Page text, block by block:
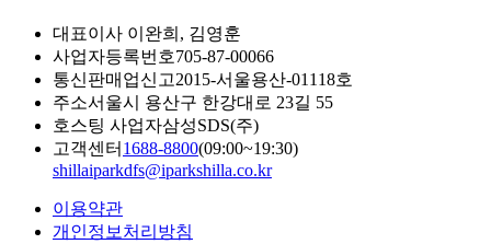
대표이사 이완희, 김영훈
사업자등록번호705-87-00066
통신판매업신고2015-서울용산-01118호
주소서울시 용산구 한강대로 23길 55
호스팅 사업자삼성SDS(주)
고객센터 1688-8800(09:00~19:30)
shillaiparkdfs@iparkshilla.co.kr
이용약관
개인정보처리방침